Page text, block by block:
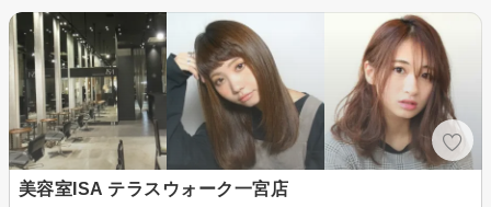
美容室ISA テラスウォーク一宮店